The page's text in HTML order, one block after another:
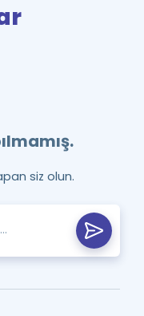
siz olun.